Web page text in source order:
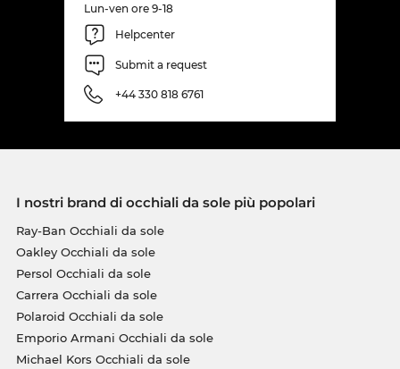
Lun-ven ore 9-18
Helpcenter
Submit a request
+44 330 818 6761
I nostri brand di occhiali da sole più popolari
Ray-Ban Occhiali da sole
Oakley Occhiali da sole
Persol Occhiali da sole
Carrera Occhiali da sole
Polaroid Occhiali da sole
Emporio Armani Occhiali da sole
Michael Kors Occhiali da sole